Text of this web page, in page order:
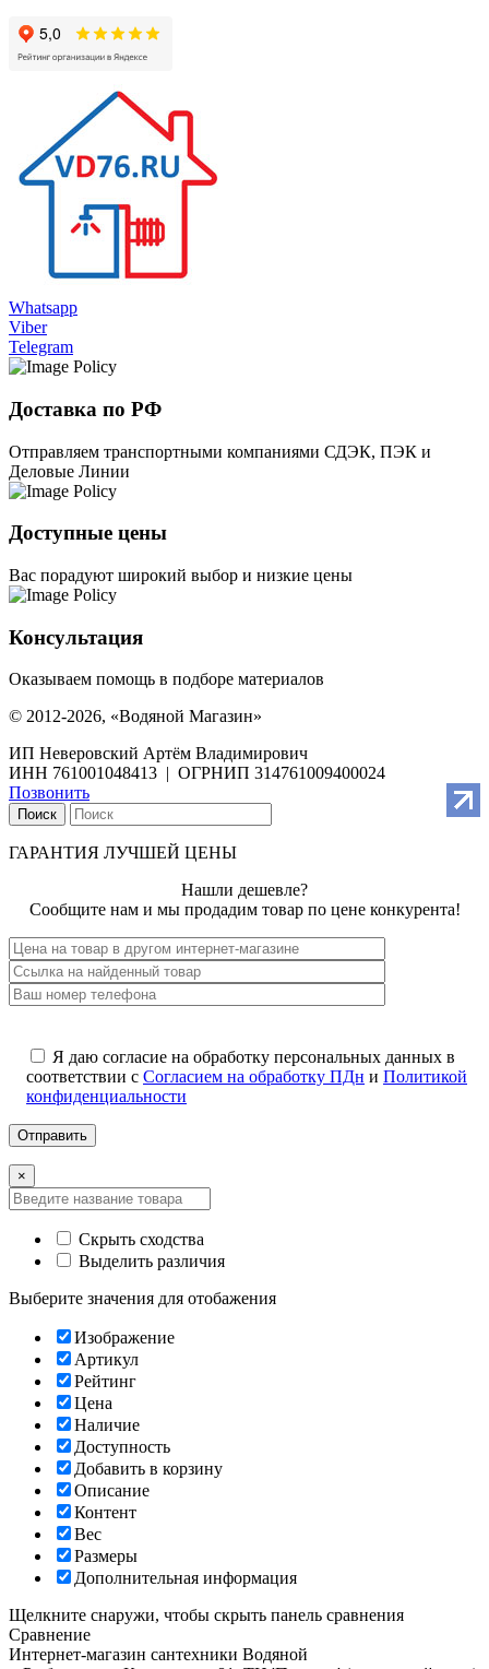
Whatsapp
Viber
Telegram
Доставка по РФ
Отправляем транспортными компаниями СДЭК, ПЭК и
Деловые Линии
Доступные цены
Вас порадуют широкий выбор и низкие цены
Консультация
Оказываем помощь в подборе материалов
© 2012-2026, «Водяной Магазин»
ИП Неверовский Артём Владимирович
ИНН 761001048413 | ОГРНИП 314761009400024
Позвонить
Поиск
ГАРАНТИЯ ЛУЧШЕЙ ЦЕНЫ
Нашли дешевле?
Сообщите нам и мы продадим товар по цене конкурента!
Я даю согласие на обработку персональных данных в
соответствии с Согласием на обработку ПДн и Политикой
конфиденциальности
×
Скрыть сходства
Выделить различия
Выберите значения для отобажения
Изображение
Артикул
Рейтинг
Цена
Наличие
Доступность
Добавить в корзину
Описание
Контент
Вес
Размеры
Дополнительная информация
Щелкните снаружи, чтобы скрыть панель сравнения
Сравнение
Интернет-магазин сантехники Водяной